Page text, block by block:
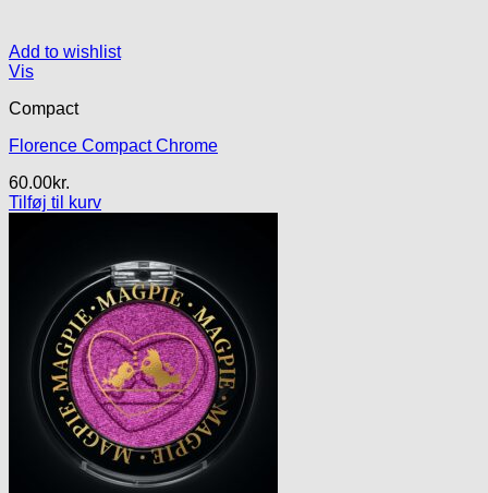
Add to wishlist
Vis
Compact
Florence Compact Chrome
60.00kr.
Tilføj til kurv